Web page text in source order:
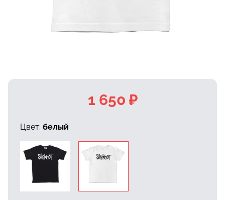
1 650 ₽
Цвет: белый